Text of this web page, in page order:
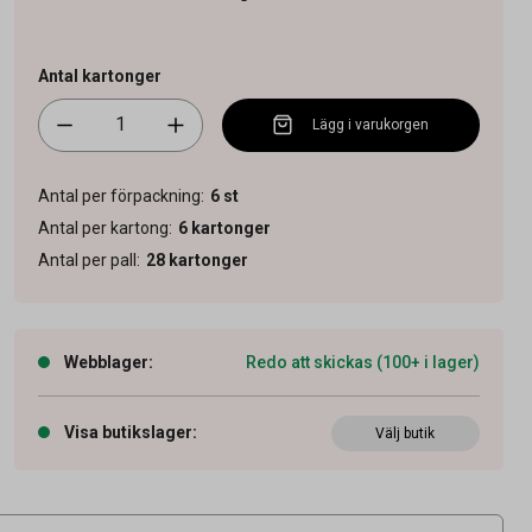
Antal kartonger
Lägg i varukorgen
Antal per förpackning: 6 st
Antal per kartong: 6 kartonger
Antal per pall : 28 kartonger
Webblager: Redo att skickas (100+ i lager)
Visa butikslager: Välj butik